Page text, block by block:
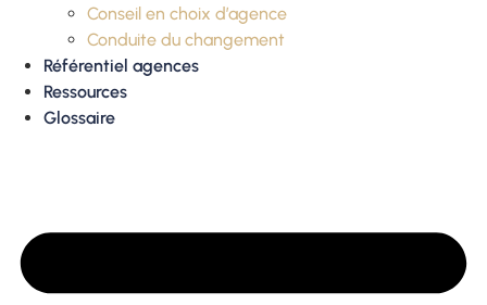
Conseil en choix d’agence
Conduite du changement
Référentiel agences
Ressources
Glossaire